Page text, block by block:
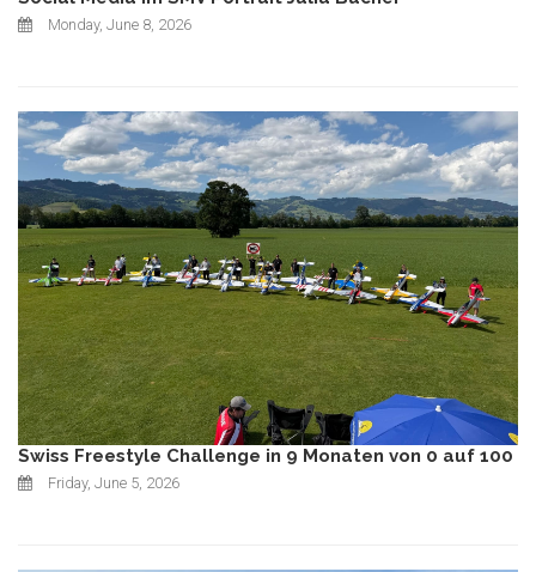
Monday, June 8, 2026
Swiss Freestyle Challenge in 9 Monaten von 0 auf 100
Friday, June 5, 2026